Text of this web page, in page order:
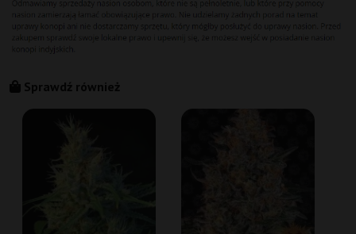
Sprawdź również